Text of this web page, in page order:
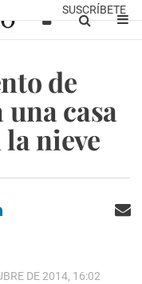
SUSCRÍBETE
de
casa
nieve
DE 2014, 16:02